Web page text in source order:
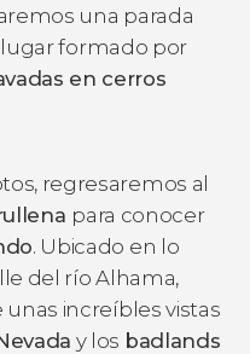
una parada
lugar formado por
en cerros
regresaremos al
para conocer
. Ubicado en lo
del río Alhama,
increíbles vistas
y los badlands